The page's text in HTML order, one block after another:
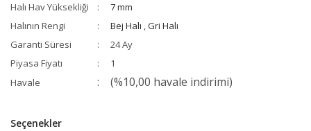
Halı Hav Yüksekliği
7 mm
Halının Rengi
Bej Halı ,Gri Halı
Garanti Süresi
24 Ay
Piyasa Fiyatı
1
Havale
(%10,00 havale indirimi)
Seçenekler